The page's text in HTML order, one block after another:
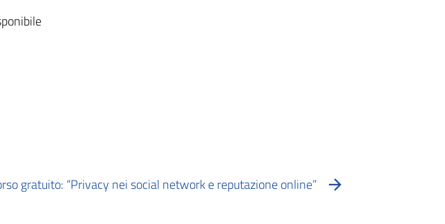
gratuito: “Privacy nei social network e reputazione online”